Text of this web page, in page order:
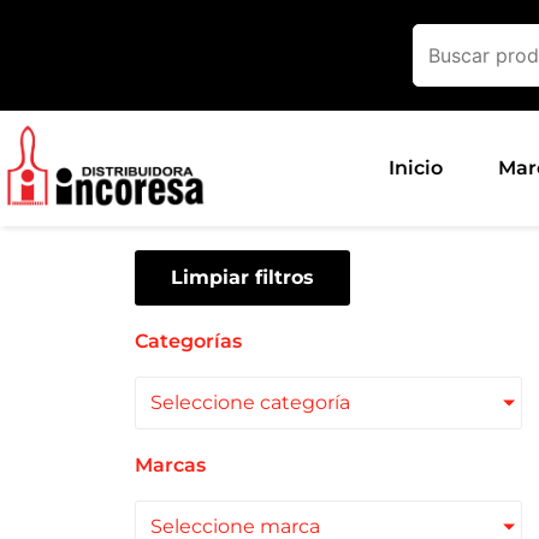
Inicio
Limpiar filtros
Categorías
Seleccione categoría
Marcas
Seleccione marca